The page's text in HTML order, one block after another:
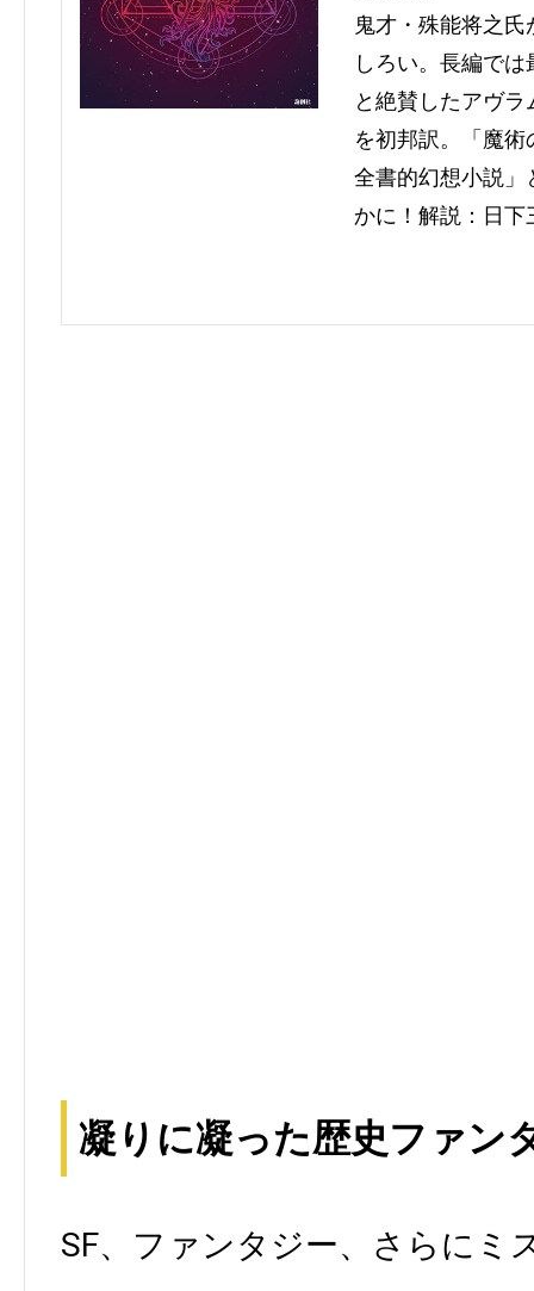
鬼才・殊能将之
しろい。長編で
と絶賛したアヴ
を初邦訳。「魔
全書的幻想小説」
かに！解説：日下
凝りに凝った歴史ファン
SF、ファンタジー、さらにミ